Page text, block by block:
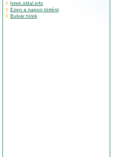
hirek.oldal.info
Ezen a napon történt
Bulvár hírek